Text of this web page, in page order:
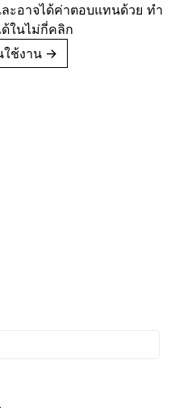
ะอาจได้ค่าตอบแทนด้วย ทำ
ในไม่กี่คลิก
ใช้งาน →